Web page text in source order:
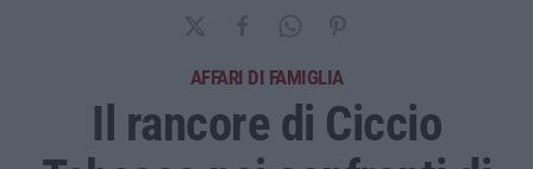
AFFARI DI FAMIGLIA
Il rancore di Ciccio